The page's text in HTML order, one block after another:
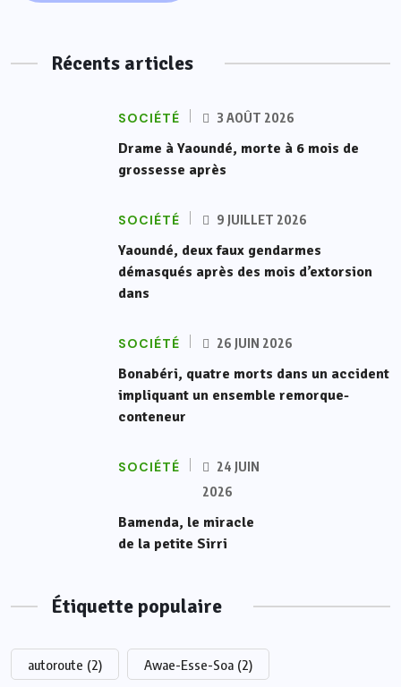
Récents articles
SOCIÉTÉ 3 AOÛT 2026
Drame à Yaoundé, morte à 6 mois de
grossesse après
SOCIÉTÉ 9 JUILLET 2026
Yaoundé, deux faux gendarmes
démasqués après des mois d’extorsion
dans
SOCIÉTÉ 26 JUIN 2026
Bonabéri, quatre morts dans un accident
impliquant un ensemble remorque-
conteneur
SOCIÉTÉ
24 JUIN
2026
Bamenda, le miracle
de la petite Sirri
Étiquette populaire
autoroute (2) Awae-Esse-Soa (2)